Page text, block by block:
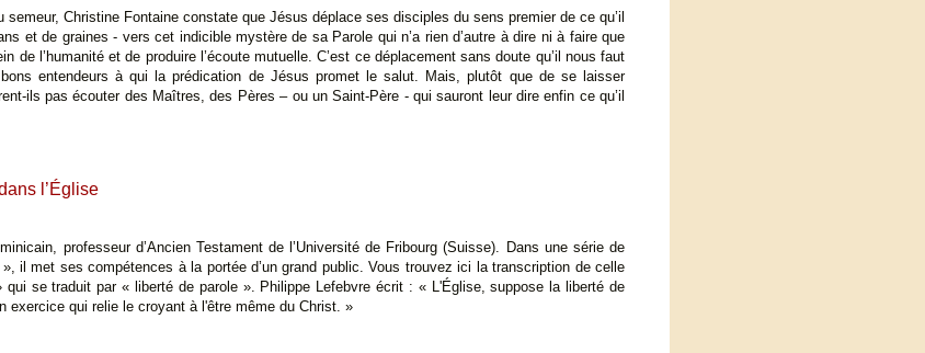
semeur, Christine Fontaine constate que Jésus déplace ses disciples du sens premier de ce qu’il
et de graines - vers cet indicible mystère de sa Parole qui n’a rien d’autre à dire ni à faire que
de l’humanité et de produire l’écoute mutuelle. C’est ce déplacement sans doute qu’il nous faut
entendeurs à qui la prédication de Jésus promet le salut. Mais, plutôt que de se laisser
ils pas écouter des Maîtres, des Pères – ou un Saint-Père - qui sauront leur dire enfin ce qu’il
l’Église
professeur d’Ancien Testament de l’Université de Fribourg (Suisse). Dans une série de
il met ses compétences à la portée d’un grand public. Vous trouvez ici la transcription de celle
se traduit par « liberté de parole ». Philippe Lefebvre écrit : « L'Église, suppose la liberté de
exercice qui relie le croyant à l'être même du Christ. »